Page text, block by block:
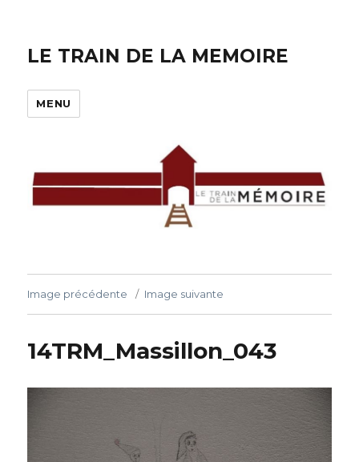
LE TRAIN DE LA MEMOIRE
MENU
Image précédente Image suivante
14TRM_Massillon_043